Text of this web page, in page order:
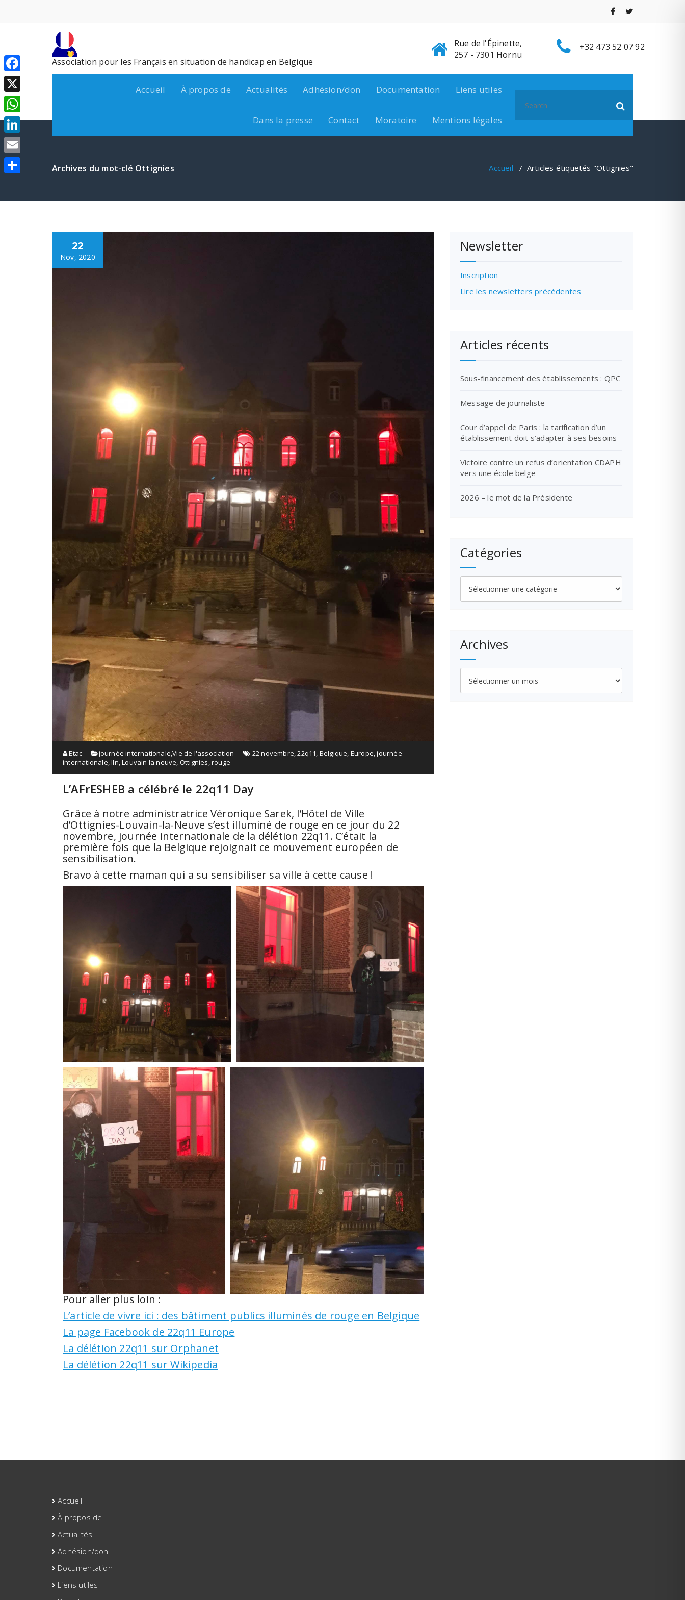
contenu
Association pour les Français en situation de handicap en Belgique
Rue de l'Épinette,
257 - 7301 Hornu
+32 473 52 07 92
Accueil À propos de Actualités Adhésion/don Documentation Liens utiles
Dans la presse Contact Moratoire Mentions légales
for:
Archives du mot-clé Ottignies Accueil / Articles étiquetés "Ottignies"
22
Nov, 2020
Etac journée internationale,Vie de l'association 22 novembre,22q11, Belgique, Europe,journée
internationale,lln,Louvain la neuve, Ottignies,rouge
L’AFrESHEB a célébré le 22q11 Day
Grâce à notre administratrice Véronique Sarek, l’Hôtel de Ville
d’Ottignies-Louvain-la-Neuve s’est illuminé de rouge en ce jour du 22
novembre, journée internationale de la délétion 22q11. C’était la
première fois que la Belgique rejoignait ce mouvement européen de
sensibilisation.
Bravo à cette maman qui a su sensibiliser sa ville à cette cause !
Pour aller plus loin :
L’article de vivre ici : des bâtiment publics illuminés de rouge en Belgique
La page Facebook de 22q11 Europe
La délétion 22q11 sur Orphanet
La délétion 22q11 sur Wikipedia
Newsletter
Inscription
Lire les newsletters précédentes
Articles récents
Sous-financement des établissements : QPC
Message de journaliste
Cour d’appel de Paris : la tarification d’un
établissement doit s’adapter à ses besoins
Victoire contre un refus d’orientation CDAPH
vers une école belge
2026 – le mot de la Présidente
Catégories
Archives
Accueil
À propos de
Actualités
Adhésion/don
Documentation
Liens utiles
Facebook
X
WhatsApp
LinkedIn
Email